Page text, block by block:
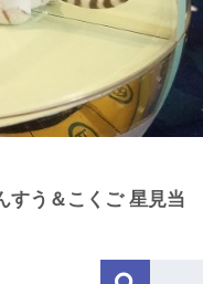
すう＆こくご 星見当